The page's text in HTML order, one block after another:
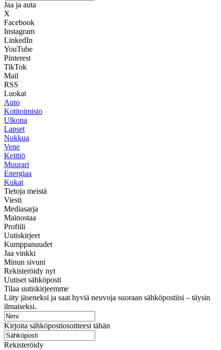
Jaa ja auta
X
Facebook
Instagram
LinkedIn
YouTube
Pinterest
TikTok
Mail
RSS
Luokat
Auto
Kotitoimisto
Ulkona
Lapset
Nukkua
Vene
Keittiö
Muurari
Energiaa
Kukat
Tietoja meistä
Viesti
Mediasarja
Mainostaa
Profiili
Uutiskirjeet
Kumppanuudet
Jaa vinkki
Minun sivuni
Rekisteröidy nyt
Uutiset sähköposti
Tilaa uutiskirjeemme
Liity jäseneksi ja saat hyviä neuvoja suoraan sähköpostiisi – täysin
ilmaiseksi.
Kirjoita sähköpostiosoitteesi tähän
Rekisteröidy